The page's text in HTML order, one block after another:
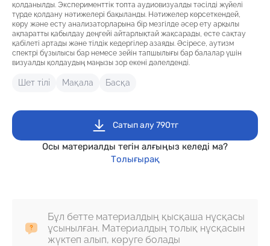
қолданылды. Эксперименттік топта аудиовизуалды тәсілді жүйелі
түрде қолдану нәтижелері бақыланды. Нәтижелер көрсеткендей,
көру және есту анализаторларына бір мезгілде әсер ету арқылы
ақпаратты қабылдау деңгейі айтарлықтай жақсарады, есте сақтау
қабілеті артады және тілдік кедергілер азаяды. Әсіресе, аутизм
спектрі бұзылысы бар немесе зейін тапшылығы бар балалар үшін
визуалды қолдаудың маңызы зор екені дәлелденді.
Шет тілі Мақала Басқа
Сатып алу 790тг
Осы материалды тегін алғыңыз келеді ма?
Толығырақ
Бұл бетте материалдың қысқаша нұсқасы
ұсынылған. Материалдың толық нұсқасын
жүктеп алып, көруге болады